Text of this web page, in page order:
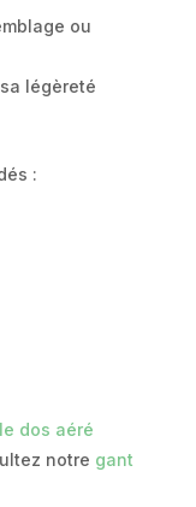
ou
légèreté
:
dos aéré
notre gant